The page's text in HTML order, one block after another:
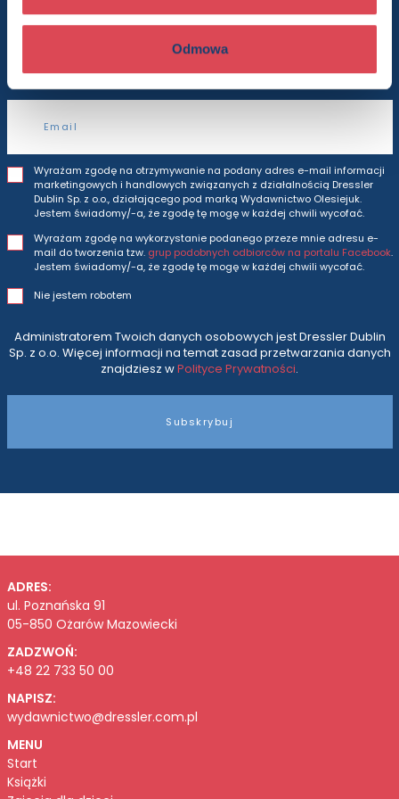
Odmowa
Będziesz otrzymywać wszytkie nasze nowości
prosto do Twojej skrzynki odbiorczej.
Wyrażam zgodę na otrzymywanie na podany adres e-mail informacji
marketingowych i handlowych związanych z działalnością Dressler
Dublin Sp. z o.o., działającego pod marką Wydawnictwo Olesiejuk.
Jestem świadomy/-a, że zgodę tę mogę w każdej chwili wycofać.
Wyrażam zgodę na wykorzystanie podanego przeze mnie adresu e-
mail do tworzenia tzw. grup podobnych odbiorców na portalu Facebook.
Jestem świadomy/-a, że zgodę tę mogę w każdej chwili wycofać.
Nie jestem robotem
Administratorem Twoich danych osobowych jest Dressler Dublin
Sp. z o.o. Więcej informacji na temat zasad przetwarzania danych
znajdziesz wPolityce Prywatności.
Subskrybuj
ADRES:
ul. Poznańska 91
05-850 Ożarów Mazowiecki
ZADZWOŃ:
+48 22 733 50 00
NAPISZ:
wydawnictwo@dressler.com.pl
MENU
Start
Książki